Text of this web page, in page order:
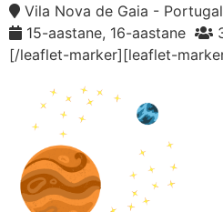
Vila Nova de Gaia - Portugal
15-aastane, 16-aastane
[/leaflet-marker][leaflet-